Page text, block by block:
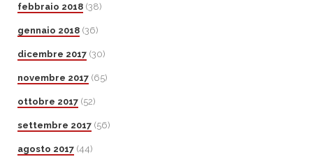
febbraio 2018 (38)
gennaio 2018 (36)
dicembre 2017 (30)
novembre 2017 (65)
ottobre 2017 (52)
settembre 2017 (56)
agosto 2017 (44)